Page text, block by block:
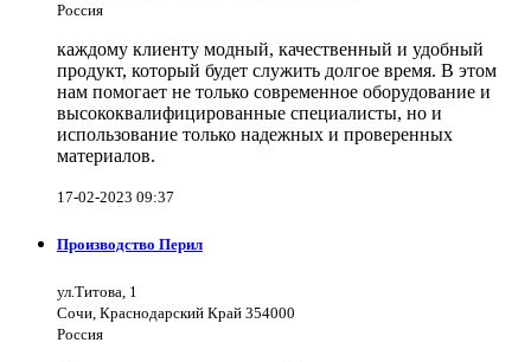
Россия
каждому клиенту модный, качественный и удобный
продукт, который будет служить долгое время. В этом
нам помогает не только современное оборудование и
высококвалифицированные специалисты, но и
использование только надежных и проверенных
материалов.
17-02-2023 09:37
Производство Перил
ул.Титова, 1
Сочи, Краснодарский Край 354000
Россия